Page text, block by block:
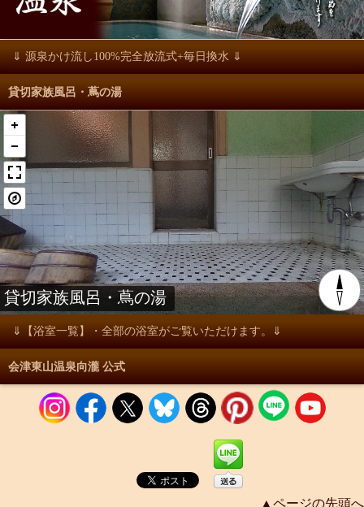
⇓ 源泉かけ流し100%完全放流式+毎日換水 ⇓
貸切家族風呂・蔦の湯
⇓【浴室一覧】・全部の浴室がご覧いただけます。⇓
会津東山温泉向瀧 公式
▲ページの先頭へ